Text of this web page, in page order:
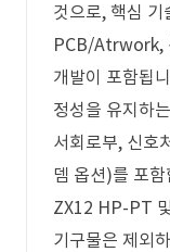
것으로, 핵심
PCB/Atrwork,
개발이 포함됩
정성을 유지하
서회로부, 신호
뎀 옵션)를 포
ZX12 HP-PT
기구물은 제외